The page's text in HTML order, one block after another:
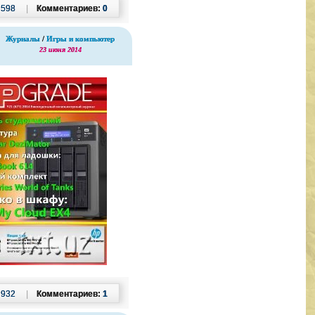
Комментариев: 0
598
Журналы /Игры и компьютер
23 июня 2014
Комментариев: 1
932